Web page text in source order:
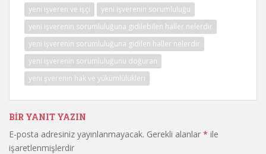
yeni işveren ve işçi
yeni işverenin sorumluluğu
yeni işverenin sorumluluğuna gidilebilen haller nelerdir
yeni işverenin sorumluluğuna gidilen haller nelerdir
yeni işverenin sorumluluğunu doğuran
yeni şverenin hak ve yükümlülükleri
BIR YANIT YAZIN
E-posta adresiniz yayınlanmayacak. Gerekli alanlar * ile
işaretlenmişlerdir